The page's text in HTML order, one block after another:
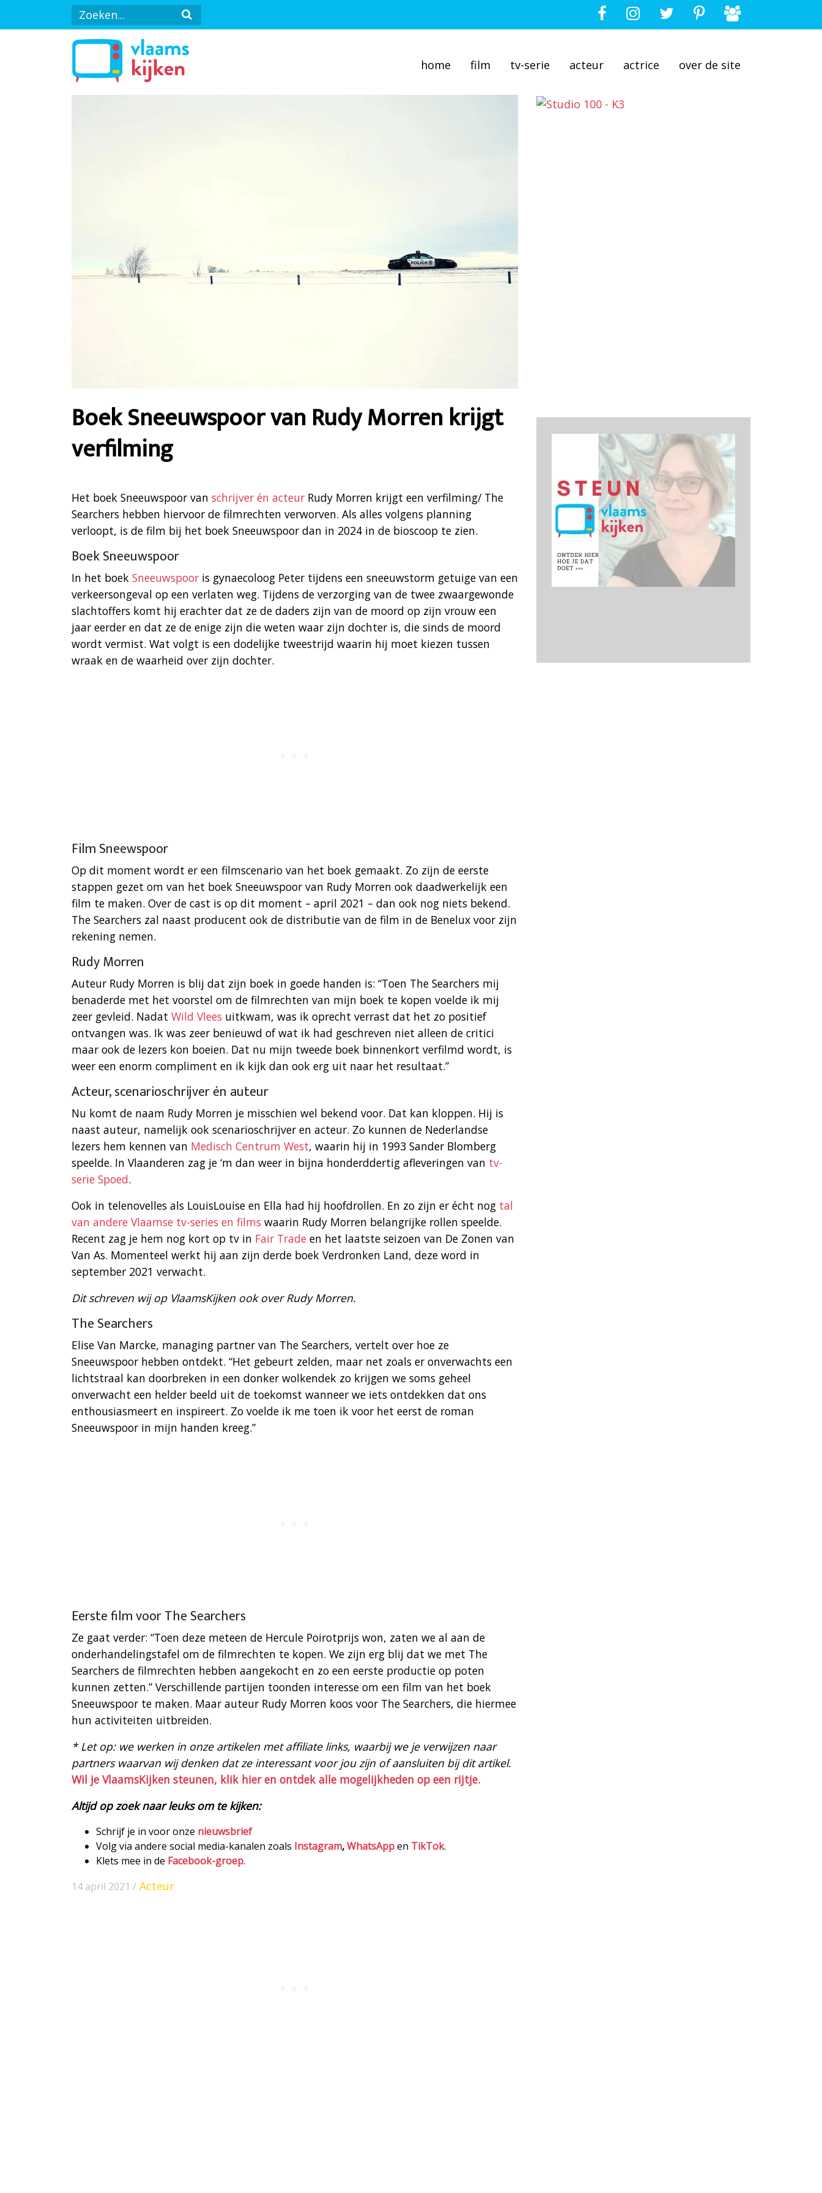
home film tv-serie acteur actrice over de site
Boek Sneeuwspoor van Rudy Morren krijgt
verfilming
Het boek Sneeuwspoor van schrijver én acteur Rudy Morren krijgt een verfilming/ The
Searchers hebben hiervoor de filmrechten verworven. Als alles volgens planning
verloopt, is de film bij het boek Sneeuwspoor dan in 2024 in de bioscoop te zien.
Boek Sneeuwspoor
In het boek Sneeuwspoor is gynaecoloog Peter tijdens een sneeuwstorm getuige van een
verkeersongeval op een verlaten weg. Tijdens de verzorging van de twee zwaargewonde
slachtoffers komt hij erachter dat ze de daders zijn van de moord op zijn vrouw een
jaar eerder en dat ze de enige zijn die weten waar zijn dochter is, die sinds de moord
wordt vermist. Wat volgt is een dodelijke tweestrijd waarin hij moet kiezen tussen
wraak en de waarheid over zijn dochter.
Film Sneewspoor
Op dit moment wordt er een filmscenario van het boek gemaakt. Zo zijn de eerste
stappen gezet om van het boek Sneeuwspoor van Rudy Morren ook daadwerkelijk een
film te maken. Over de cast is op dit moment – april 2021 – dan ook nog niets bekend.
The Searchers zal naast producent ook de distributie van de film in de Benelux voor zijn
rekening nemen.
Rudy Morren
Auteur Rudy Morren is blij dat zijn boek in goede handen is: “Toen The Searchers mij
benaderde met het voorstel om de filmrechten van mijn boek te kopen voelde ik mij
zeer gevleid. Nadat Wild Vlees uitkwam, was ik oprecht verrast dat het zo positief
ontvangen was. Ik was zeer benieuwd of wat ik had geschreven niet alleen de critici
maar ook de lezers kon boeien. Dat nu mijn tweede boek binnenkort verfilmd wordt, is
weer een enorm compliment en ik kijk dan ook erg uit naar het resultaat.”
Acteur, scenarioschrijver én auteur
Nu komt de naam Rudy Morren je misschien wel bekend voor. Dat kan kloppen. Hij is
naast auteur, namelijk ook scenarioschrijver en acteur. Zo kunnen de Nederlandse
lezers hem kennen van Medisch Centrum West, waarin hij in 1993 Sander Blomberg
speelde. In Vlaanderen zag je ‘m dan weer in bijna honderddertig afleveringen van tv-
serie Spoed.
Ook in telenovelles als LouisLouise en Ella had hij hoofdrollen. En zo zijn er écht nog tal
van andere Vlaamse tv-series en films waarin Rudy Morren belangrijke rollen speelde.
Recent zag je hem nog kort op tv in Fair Trade en het laatste seizoen van De Zonen van
Van As. Momenteel werkt hij aan zijn derde boek Verdronken Land, deze word in
september 2021 verwacht.
Dit schreven wij op VlaamsKijken ook over Rudy Morren.
The Searchers
Elise Van Marcke, managing partner van The Searchers, vertelt over hoe ze
Sneeuwspoor hebben ontdekt. “Het gebeurt zelden, maar net zoals er onverwachts een
lichtstraal kan doorbreken in een donker wolkendek zo krijgen we soms geheel
onverwacht een helder beeld uit de toekomst wanneer we iets ontdekken dat ons
enthousiasmeert en inspireert. Zo voelde ik me toen ik voor het eerst de roman
Sneeuwspoor in mijn handen kreeg.”
Eerste film voor The Searchers
Ze gaat verder: “Toen deze meteen de Hercule Poirotprijs won, zaten we al aan de
onderhandelingstafel om de filmrechten te kopen. We zijn erg blij dat we met The
Searchers de filmrechten hebben aangekocht en zo een eerste productie op poten
kunnen zetten.” Verschillende partijen toonden interesse om een film van het boek
Sneeuwspoor te maken. Maar auteur Rudy Morren koos voor The Searchers, die hiermee
hun activiteiten uitbreiden.
* Let op: we werken in onze artikelen met affiliate links, waarbij we je verwijzen naar
partners waarvan wij denken dat ze interessant voor jou zijn of aansluiten bij dit artikel.
Wil je VlaamsKijken steunen, klik hier en ontdek alle mogelijkheden op een rijtje.
Altijd op zoek naar leuks om te kijken:
Schrijf je in voor onze nieuwsbrief
Volg via andere social media-kanalen zoals Instagram,WhatsAppen TikTok.
Klets mee in de Facebook-groep.
14 april 2021 / Acteur